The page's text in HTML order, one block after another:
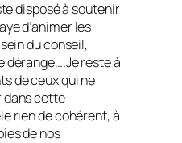
disposé à soutenir
d’animer les
du conseil,
dérange….Je reste à
de ceux qui ne
dans cette
rien de cohérent, à
de nos